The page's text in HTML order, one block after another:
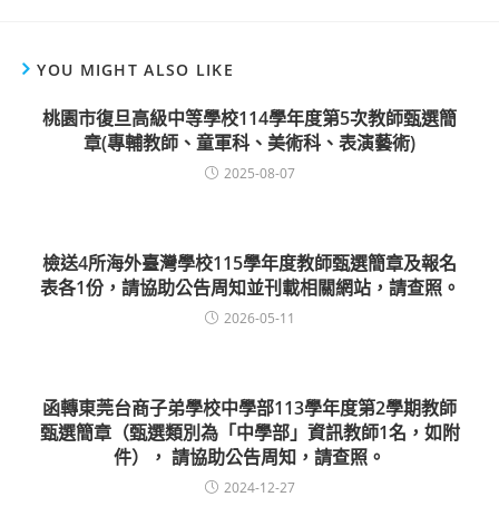
YOU MIGHT ALSO LIKE
桃園市復旦高級中等學校114學年度第5次教師甄選簡
章(專輔教師、童軍科、美術科、表演藝術)
2025-08-07
檢送4所海外臺灣學校115學年度教師甄選簡章及報名
表各1份，請協助公告周知並刊載相關網站，請查照。
2026-05-11
函轉東莞台商子弟學校中學部113學年度第2學期教師
甄選簡章（甄選類別為「中學部」資訊教師1名，如附
件）， 請協助公告周知，請查照。
2024-12-27